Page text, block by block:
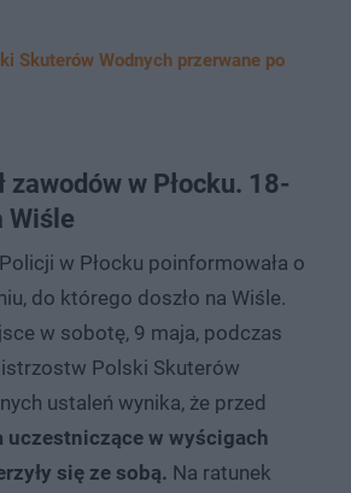
Skuterów Wodnych przerwane po
zawodów w Płocku. 18-
Wiśle
w Płocku poinformowała o
do którego doszło na Wiśle.
w sobotę, 9 maja, podczas
Polski Skuterów
ustaleń wynika, że przed
uczestniczące w wyścigach
się ze sobą. Na ratunek